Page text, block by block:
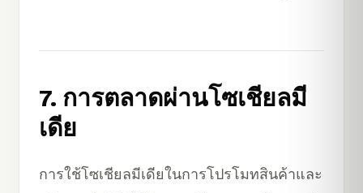
7. การตลาดผ่านโซเชียลมี
เดีย
การใช้โซเชียลมีเดียในการโปรโมทสินค้าและ